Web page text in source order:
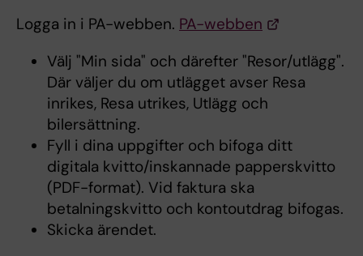
Logga in i PA-webben. PA-webben
Välj "Min sida" och därefter "Resor/utlägg".
Där väljer du om utlägget avser Resa
inrikes, Resa utrikes, Utlägg och
bilersättning.
Fyll i dina uppgifter och bifoga ditt
digitala kvitto/inskannade papperskvitto
(PDF-format). Vid faktura ska
betalningskvitto och kontoutdrag bifogas.
Skicka ärendet.